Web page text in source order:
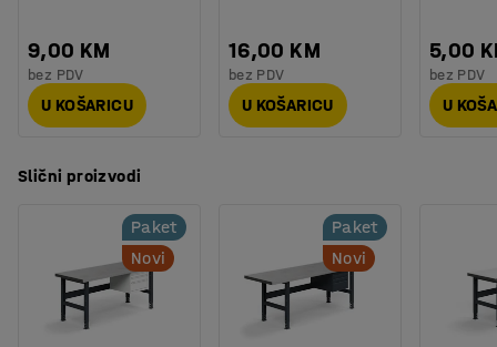
9,00 KM
bez PDV
U KOŠARICU
16,00 KM
bez PDV
U KOŠARICU
5,00
bez PDV
U
Slični proizvodi
Paket
Novi
Paket
Novi